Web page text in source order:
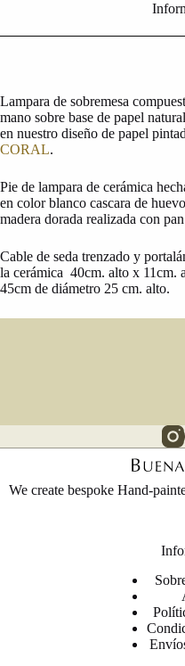
Lampara de sobremesa
mano sobre base de papel
en nuestro diseño de papel
CORAL.
Pie de lampara de cerámica
en color blanco cascara de
madera dorada realizada con
Cable de seda trenzado y
la cerámica 40cm. alto x 11cm.
45cm de diámetro 25 cm. alto.
We create bespoke Hand-